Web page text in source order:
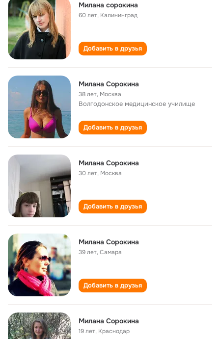
Милана сорокина
60 лет, Калининград
Добавить в друзья
Милана Сорокина
38 лет, Москва
Волгодонское медицинское училище
Добавить в друзья
Милана Сорокина
30 лет, Москва
Добавить в друзья
Милана Сорокина
39 лет,Самара
Добавить в друзья
Милана Сорокина
19 лет, Краснодар